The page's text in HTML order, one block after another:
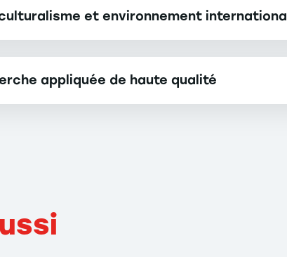
et environnement international
appliquée de haute qualité